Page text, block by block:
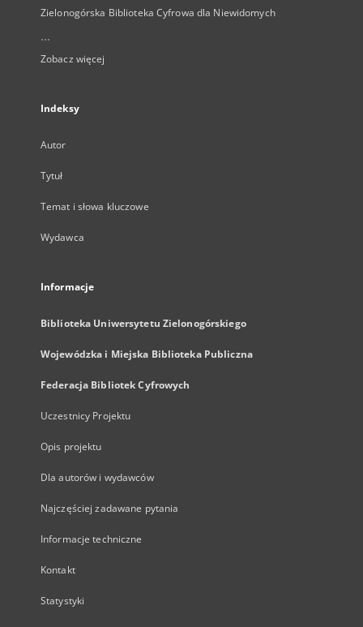
Zielonogórska Biblioteka Cyfrowa dla Niewidomych
...
Zobacz więcej
Indeksy
Autor
Tytuł
Temat i słowa kluczowe
Wydawca
Informacje
Biblioteka Uniwersytetu Zielonogórskiego
Wojewódzka i Miejska Biblioteka Publiczna
Federacja Bibliotek Cyfrowych
Uczestnicy Projektu
Opis projektu
Dla autorów i wydawców
Najczęściej zadawane pytania
Informacje techniczne
Kontakt
Statystyki